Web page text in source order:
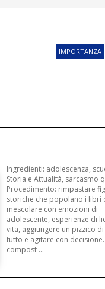
IMPORTANZA
Ingredienti: adolescenza,
Storia e Attualità, sarcasmo
Procedimento: rimpastare
storiche che popolano i libri
mescolare con emozioni di
adolescente, esperienze di
vita, aggiungere un pizzico
tutto e agitare con decisione.
compost ...